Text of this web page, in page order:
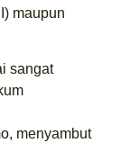
maupun
sangat
menyambut